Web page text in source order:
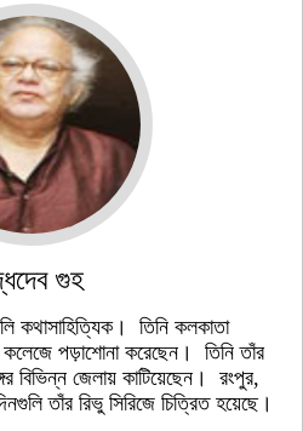
গুহ
কথাসাহিত্যিক। তিনি কলকাতা
কলেজে পড়াশোনা করেছেন। তিনি তাঁর
বিভিন্ন জেলায় কাটিয়েছেন। রংপুর,
তাঁর রিভু সিরিজে চিত্রিত হয়েছে।